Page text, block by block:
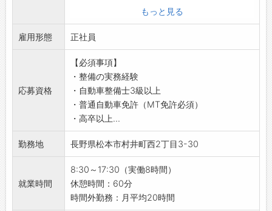
UDトラックスでは、すべての従業員に成長機会
を提供します。
一人ひとりの自主性を促し、個人のキャリア形
成と能力開発をサポートしています。​
あなたが思い切り活躍できるフィールドがある
UDトラックスで、一緒に世界を動かしましょ
＼
MINI、キャデラック、シボレー、フォード、ク
ロータス、ボルボ、プジョー、ルノー、シトロ
エン、フィアット、アルファロメオ
／
ロイヤルでは、スタッフ一人ひとりが輝ける環
境を大切にしています◎
あなたもそんな環境で一緒にお仕事をしてみま
せんか？
あなたが活躍できるフィールドを用意して、お
待ちしております！
全力でサポートします♪
共に大きく成長していきましょう！
＼
・車検のコバックのチェーン店としての研修も
ありますので、スキルアップを最大限バックア
ップします♪
・心温かい先輩たちが丁寧かつ優しく教えてく
れます♪
【職場の雰囲気・社風】
■意思疎通が図りやすい職場を目指していま
す！
・直接、先輩や上司に何でも話せる「1on1面
談」を実施！
・「伝わる伝え方」の研修を実施！
■さまざまなスタッフが活躍！
・スタッフの年代別構成比率は、20代が
42％、30代が26％、40代が20％、50代が
・定期点検 等
【ロイヤルで整備士として働く3つのメリット
◎】
1）オールメーカー取扱なので、様々な車種を整
備できる！
・ロイヤルオートサービスでは、車検のコバッ
ク・自社整備工場を長野県内で8店舗運営。年
間車検生産台数は20,000台。
・国産車・輸入車問わず整備に携われるので、
様々な知識や技術を習得できます。
す◎
・ロイヤルが創っているのは人です！「人材」
は「人財」と考えています。
もっと見る
雇用形態 正社員
応募資格
【必須事項】
・整備の実務経験
・自動車整備士3級以上
・普通自動車免許（MT免許必須）
・高卒以上...
勤務地 長野県松本市村井町西2丁目3-30
就業時間
8:30～17:30（実働8時間）
休憩時間：60分
時間外勤務：月平均20時間